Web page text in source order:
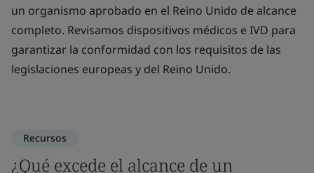
un organismo aprobado en el Reino Unido de alcance
completo. Revisamos dispositivos médicos e IVD para
garantizar la conformidad con los requisitos de las
legislaciones europeas y del Reino Unido.
Recursos
¿Qué excede el alcance de un